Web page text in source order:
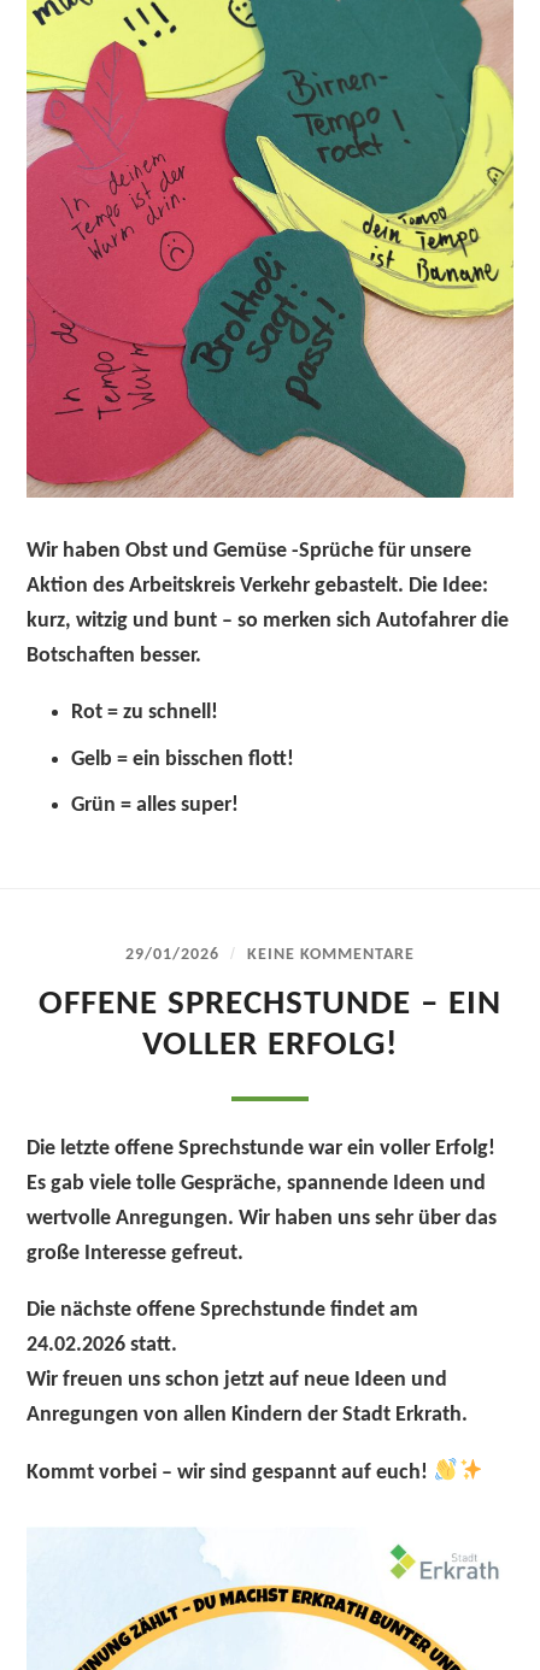
Wir habenObst und Gemüse -Sprüche für unsere
Aktion des Arbeitskreis Verkehr gebastelt. Die Idee:
kurz, witzig und bunt – so merken sich Autofahrer die
Botschaften besser.
Rot = zu schnell!
Gelb = ein bisschen flott!
Grün = alles super!
29/01/2026 / KEINE KOMMENTARE
OFFENE SPRECHSTUNDE – EIN
VOLLER ERFOLG!
Die letzte offene Sprechstunde war ein voller Erfolg!
Es gab viele tolle Gespräche, spannende Ideen und
wertvolle Anregungen. Wir haben uns sehr über das
große Interesse gefreut.
Die nächste offene Sprechstunde findet am
24.02.2026 statt.
Wir freuen uns schon jetzt auf neue Ideen und
Anregungen vonallen Kindern der Stadt Erkrath.
Kommt vorbei – wir sind gespannt auf euch!